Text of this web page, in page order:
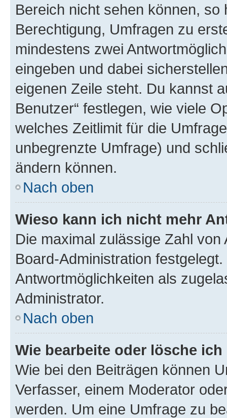
Bereich nicht sehen können,
Berechtigung, Umfragen zu
mindestens zwei
eingeben und dabei
eigenen Zeile steht. Du kannst
Benutzer“ festlegen, wie viele
welches Zeitlimit für die
unbegrenzte Umfrage) und
ändern können.
Nach oben
Wieso kann ich nicht mehr
Die maximal zulässige Zahl
Board-Administration
Antwortmöglichkeiten als
Administrator.
Nach oben
Wie bearbeite oder lösche
Wie bei den Beiträgen können
Verfasser, einem Moderator
werden. Um eine Umfrage zu